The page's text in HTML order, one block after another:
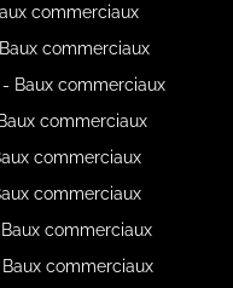
commerciaux
commerciaux
Baux commerciaux
commerciaux
commerciaux
commerciaux
commerciaux
commerciaux